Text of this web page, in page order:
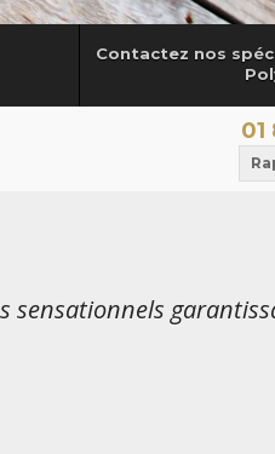
Contactez nos
01
sensationnels